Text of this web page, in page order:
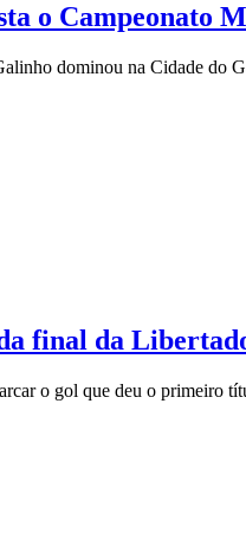
o Campeonato
dominou na Cidade do
final da
o gol que deu o primeiro